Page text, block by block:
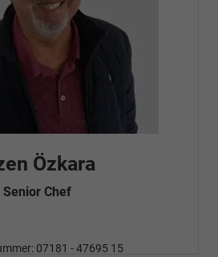
Özkara
Senior Chef
07181 - 47695 15